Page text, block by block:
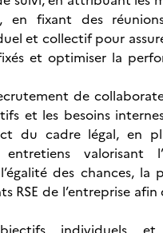
en fixant des
et collectif pour
et optimiser la
de
et les besoins
du cadre légal, en
valorisant
des chances, la
RSE de l’entreprise afin